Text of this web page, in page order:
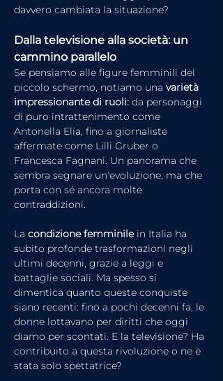
davvero cambiata la situazione?
Dalla televisione alla società: un
cammino parallelo
Se pensiamo alle figure femminili del
piccolo schermo, notiamo una varietà
impressionante di ruoli: da personaggi
di puro intrattenimento come
Antonella Elia, fino a giornaliste
affermate come Lilli Gruber o
Francesca Fagnani. Un panorama che
sembra segnare un'evoluzione, ma che
porta con sé ancora molte
contraddizioni.
La condizione femminile in Italia ha
subito profonde trasformazioni negli
ultimi decenni, grazie a leggi e
battaglie sociali. Ma spesso si
dimentica quanto queste conquiste
siano recenti: fino a pochi decenni fa, le
donne lottavano per diritti che oggi
diamo per scontati. E la televisione? Ha
contribuito a questa rivoluzione o ne è
stata solo spettatrice?